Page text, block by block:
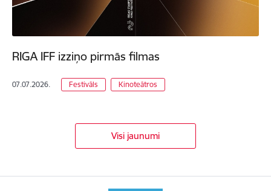
RIGA IFF izziņo pirmās filmas
07.07.2026. Festivāls Kinoteātros
Visi jaunumi